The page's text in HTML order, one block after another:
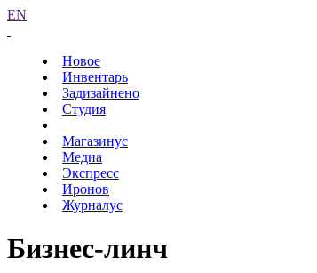
EN
Новое
Инвентарь
Задизайнено
Студия
Магазинус
Медиа
Экспресс
Иронов
Журналус
Бизнес-линч